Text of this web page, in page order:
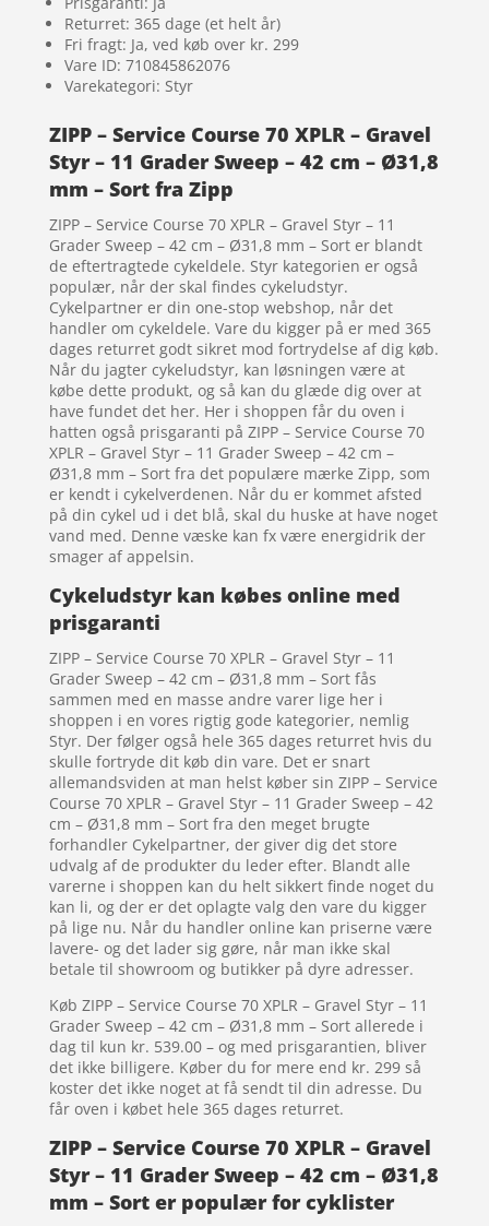
Returret: 365 dage (et helt år)
Fri fragt: Ja, ved køb over kr. 299
Vare ID: 710845862076
Varekategori: Styr
ZIPP – Service Course 70 XPLR – Gravel
Styr – 11 Grader Sweep – 42 cm – Ø31,8
mm – Sort fra Zipp
ZIPP – Service Course 70 XPLR – Gravel Styr – 11
Grader Sweep – 42 cm – Ø31,8 mm – Sort er blandt
de eftertragtede cykeldele. Styr kategorien er også
populær, når der skal findes cykeludstyr.
Cykelpartner er din one-stop webshop, når det
handler om cykeldele. Vare du kigger på er med 365
dages returret godt sikret mod fortrydelse af dig køb.
Når du jagter cykeludstyr, kan løsningen være at
købe dette produkt, og så kan du glæde dig over at
have fundet det her. Her i shoppen får du oven i
hatten også prisgaranti på ZIPP – Service Course 70
XPLR – Gravel Styr – 11 Grader Sweep – 42 cm –
Ø31,8 mm – Sort fra det populære mærke Zipp, som
er kendt i cykelverdenen. Når du er kommet afsted
på din cykel ud i det blå, skal du huske at have noget
vand med. Denne væske kan fx være energidrik der
smager af appelsin.
Cykeludstyr kan købes online med
prisgaranti
ZIPP – Service Course 70 XPLR – Gravel Styr – 11
Grader Sweep – 42 cm – Ø31,8 mm – Sort fås
sammen med en masse andre varer lige her i
shoppen i en vores rigtig gode kategorier, nemlig
Styr. Der følger også hele 365 dages returret hvis du
skulle fortryde dit køb din vare. Det er snart
allemandsviden at man helst køber sin ZIPP – Service
Course 70 XPLR – Gravel Styr – 11 Grader Sweep – 42
cm – Ø31,8 mm – Sort fra den meget brugte
forhandler Cykelpartner, der giver dig det store
udvalg af de produkter du leder efter. Blandt alle
varerne i shoppen kan du helt sikkert finde noget du
kan li, og der er det oplagte valg den vare du kigger
på lige nu. Når du handler online kan priserne være
lavere- og det lader sig gøre, når man ikke skal
betale til showroom og butikker på dyre adresser.
Køb ZIPP – Service Course 70 XPLR – Gravel Styr – 11
Grader Sweep – 42 cm – Ø31,8 mm – Sort allerede i
dag til kun kr. 539.00 – og med prisgarantien, bliver
det ikke billigere. Køber du for mere end kr. 299 så
koster det ikke noget at få sendt til din adresse. Du
får oven i købet hele 365 dages returret.
ZIPP – Service Course 70 XPLR – Gravel
Styr – 11 Grader Sweep – 42 cm – Ø31,8
mm – Sort er populær for cyklister